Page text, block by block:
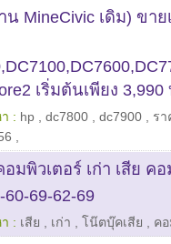
น MineCivic เดิม) ขาย
เริ่มต้นเพียง 3,990
: hp dc7800 dc7900
รา
มพิวเตอร์ เก่า เสีย ค
60-69-62-69
: เสีย เก่า โน๊ตบุ๊คเสีย ค